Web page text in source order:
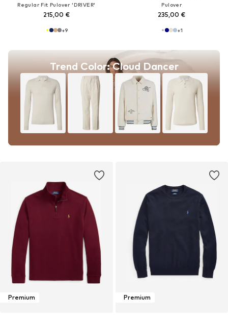
Regular Fit Pulover 'DRIVER'
215,00 €
+9
Trend Color: Cloud Dancer
Pulover
235,00 €
+1
Premium Premium